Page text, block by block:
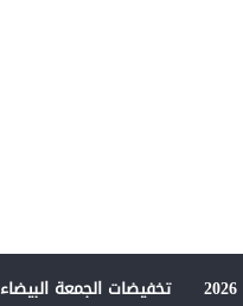
تخفيضات الجمعة البيضاء